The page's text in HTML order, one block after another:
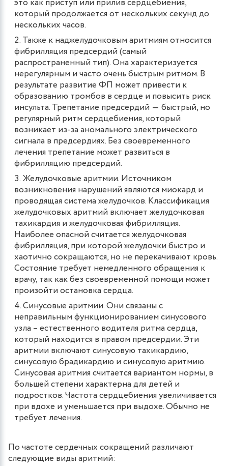
это как приступ или прилив сердцебиения,
который продолжается от нескольких секунд до
нескольких часов.
Также к наджелудочковым аритмиям относится
фибрилляция предсердий (самый
распространенный тип). Она характеризуется
нерегулярным и часто очень быстрым ритмом. В
результате развитие ФП может привести к
образованию тромбов в сердце и повысить риск
инсульта. Трепетание предсердий ― быстрый, но
регулярный ритм сердцебиения, который
возникает из-за аномального электрического
сигнала в предсердиях. Без своевременного
лечения трепетание может развиться в
фибрилляцию предсердий.
Желудочковые аритмии. Источником
возникновения нарушений являются миокард и
проводящая система желудочков. Классификация
желудочковых аритмий включает желудочковая
тахикардия и желудочковая фибрилляция.
Наиболее опасной считается желудочковая
фибрилляция, при которой желудочки быстро и
хаотично сокращаются, но не перекачивают кровь.
Состояние требует немедленного обращения к
врачу, так как без своевременной помощи может
произойти остановка сердца.
Синусовые аритмии. Они связаны с
неправильным функционированием синусового
узла – естественного водителя ритма сердца,
который находится в правом предсердии. Эти
аритмии включают синусовую тахикардию,
синусовую брадикардию и синусовую аритмию.
Синусовая аритмия считается вариантом нормы, в
большей степени характерна для детей и
подростков. Частота сердцебиения увеличивается
при вдохе и уменьшается при выдохе. Обычно не
требует лечения.
По частоте сердечных сокращений различают
следующие виды аритмий: